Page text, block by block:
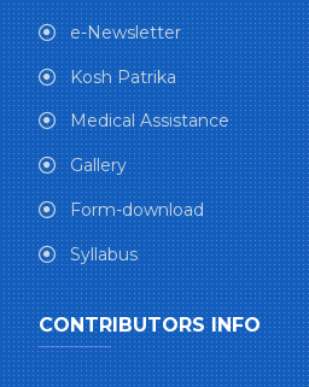
e-Newsletter
Kosh Patrika
Medical Assistance
Gallery
Form-download
Syllabus
CONTRIBUTORS INFO